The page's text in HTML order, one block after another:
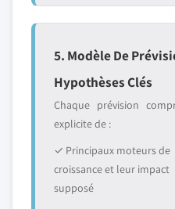
5. Modèle De
Hypothèses Clés
Chaque prévision
explicite de :
✓ Principaux moteurs de
croissance et leur impact
supposé